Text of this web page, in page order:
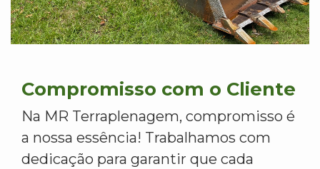
Compromisso com o Cliente
Na MR Terraplenagem, compromisso é
a nossa essência! Trabalhamos com
dedicação para garantir que cada